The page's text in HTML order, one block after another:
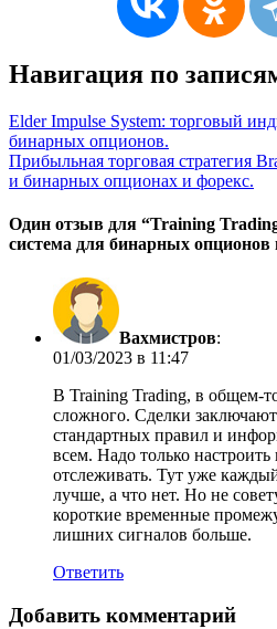
Навигация по
Elder Impulse System: торговый
бинарных опционов.
Прибыльная торговая стратегия
и бинарных опционах и форекс.
Один отзыв для “Training
система для бинарных опционов
Вахмистров:
01/03/2023 в 11:47
В Training Trading, в общем-
сложного. Сделки
стандартных правил и
всем. Надо только
отслеживать. Тут уже
лучше, а что нет. Но не
короткие временные
лишних сигналов больше.
Ответить
Добавить комментарий